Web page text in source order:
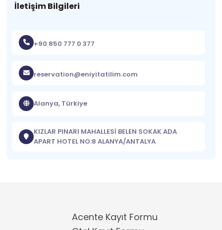
İletişim Bilgileri
+90 850 777 0 377
reservation@eniyitatilim.com
Alanya, Türkiye
KIZLAR PINARI MAHALLESİ BELEN SOKAK ADA
APART HOTEL NO:8 ALANYA/ANTALYA
Acente Kayıt Formu